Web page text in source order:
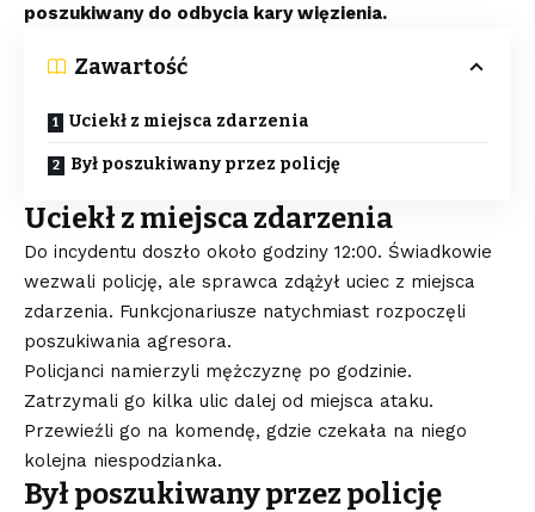
poszukiwany do odbycia kary więzienia.
Zawartość
Uciekł z miejsca zdarzenia
Był poszukiwany przez policję
Uciekł z miejsca zdarzenia
Do incydentu doszło około godziny 12:00. Świadkowie
wezwali policję, ale sprawca zdążył uciec z miejsca
zdarzenia. Funkcjonariusze natychmiast rozpoczęli
poszukiwania agresora.
Policjanci namierzyli mężczyznę po godzinie.
Zatrzymali go kilka ulic dalej od miejsca ataku.
Przewieźli go na komendę, gdzie czekała na niego
kolejna niespodzianka.
Był poszukiwany przez policję